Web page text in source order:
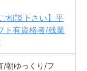
相談下さい】平
ト有資格者/残業
/朝ゆっくり/フ